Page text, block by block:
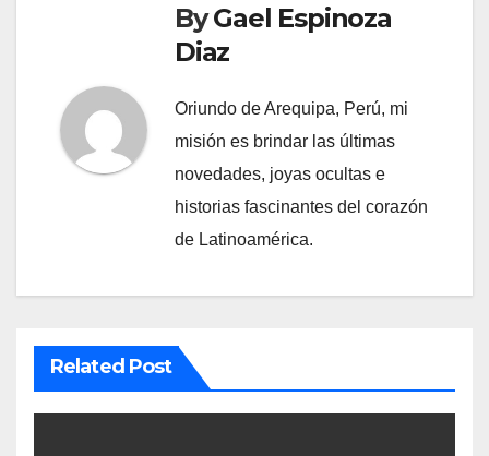
ByGael Espinoza
Diaz
Oriundo de Arequipa, Perú, mi
misión es brindar las últimas
novedades, joyas ocultas e
historias fascinantes del corazón
de Latinoamérica.
Related Post